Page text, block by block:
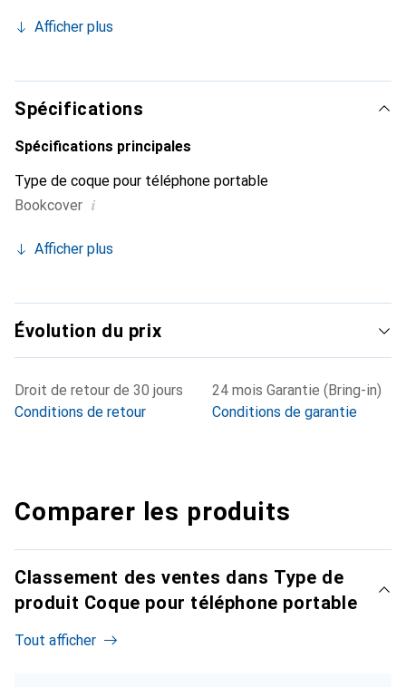
élégant et indispensable pour votre smartphone.
haute qualité, la marque Noreve est un choix sûr pour une
clientèle exigeante.
Afficher plus
Spécifications
Spécifications principales
Type de coque pour téléphone portable
Bookcover i
Afficher plus
Évolution du prix
Droit de retour de 30 jours
Conditions de retour
24 mois Garantie (Bring-in)
Conditions de garantie
Comparer les produits
Classement des ventes dans Type de
produit Coque pour téléphone portable
Tout afficher